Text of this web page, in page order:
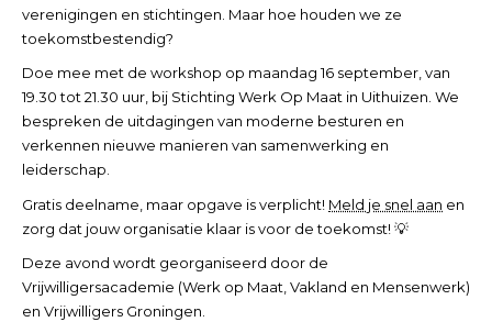
verenigingen en stichtingen. Maar hoe houden we ze
toekomstbestendig?
Doe mee met de workshop op maandag 16 september, van
19.30 tot 21.30 uur, bij Stichting Werk Op Maat in Uithuizen. We
bespreken de uitdagingen van moderne besturen en
verkennen nieuwe manieren van samenwerking en
leiderschap.
Gratis deelname, maar opgave is verplicht! Meld je snel aan en
zorg dat jouw organisatie klaar is voor de toekomst! 💡
Deze avond wordt georganiseerd door de
Vrijwilligersacademie (Werk op Maat, Vakland en Mensenwerk)
en Vrijwilligers Groningen.